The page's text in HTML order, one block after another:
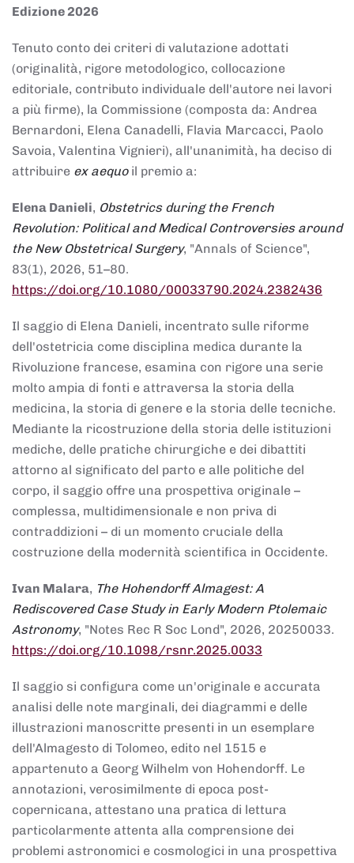
Edizione 2026
Tenuto conto dei criteri di valutazione adottati
(originalità, rigore metodologico, collocazione
editoriale, contributo individuale dell'autore nei lavori
a più firme), la Commissione (composta da: Andrea
Bernardoni, Elena Canadelli, Flavia Marcacci, Paolo
Savoia, Valentina Vignieri), all'unanimità, ha deciso di
attribuire ex aequoil premio a:
Elena Danieli, Obstetrics during the French
Revolution: Political and Medical Controversies around
the New Obstetrical Surgery, "Annals of Science",
83(1), 2026, 51–80.
https://doi.org/10.1080/00033790.2024.2382436
Il saggio di Elena Danieli, incentrato sulle riforme
dell'ostetricia come disciplina medica durante la
Rivoluzione francese, esamina con rigore una serie
molto ampia di fonti e attraversa la storia della
medicina, la storia di genere e la storia delle tecniche.
Mediante la ricostruzione della storia delle istituzioni
mediche, delle pratiche chirurgiche e dei dibattiti
attorno al significato del parto e alle politiche del
corpo, il saggio offre una prospettiva originale –
complessa, multidimensionale e non priva di
contraddizioni – di un momento cruciale della
costruzione della modernità scientifica in Occidente.
Ivan Malara, The Hohendorff Almagest: A
Rediscovered Case Study in Early Modern Ptolemaic
Astronomy, "Notes Rec R Soc Lond", 2026, 20250033.
https://doi.org/10.1098/rsnr.2025.0033
Il saggio si configura come un'originale e accurata
analisi delle note marginali, dei diagrammi e delle
illustrazioni manoscritte presenti in un esemplare
dell'Almagesto di Tolomeo, edito nel 1515 e
appartenuto a Georg Wilhelm von Hohendorff. Le
annotazioni, verosimilmente di epoca post-
copernicana, attestano una pratica di lettura
particolarmente attenta alla comprensione dei
problemi astronomici e cosmologici in una prospettiva